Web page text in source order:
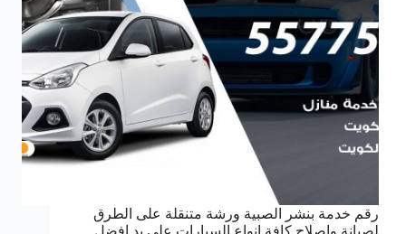
رقم خدمة بنشر الصبية ورشة متنقلة على الطرق
لصيانة واصلاح كافة انواع السيارات على يد افضل